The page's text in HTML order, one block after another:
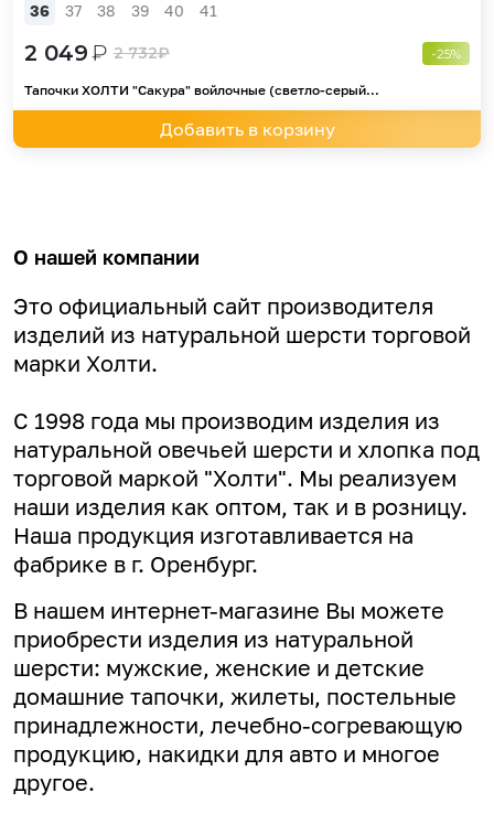
36 37 38 39 40 41
2 049₽ 2 732₽ -25%
Тапочки ХОЛТИ "Сакура" войлочные (светло-серый...
Добавить в корзину
О нашей компании
Это официальный сайт производителя
изделий из натуральной шерсти торговой
марки Холти.
С 1998 года мы производим изделия из
натуральной овечьей шерсти и хлопка под
торговой маркой "Холти". Мы реализуем
наши изделия как оптом, так и в розницу.
Наша продукция изготавливается на
фабрике в г. Оренбург.
В нашем интернет-магазине Вы можете
приобрести изделия из натуральной
шерсти: мужские, женские и детские
домашние тапочки, жилеты, постельные
принадлежности, лечебно-согревающую
продукцию, накидки для авто и многое
другое.